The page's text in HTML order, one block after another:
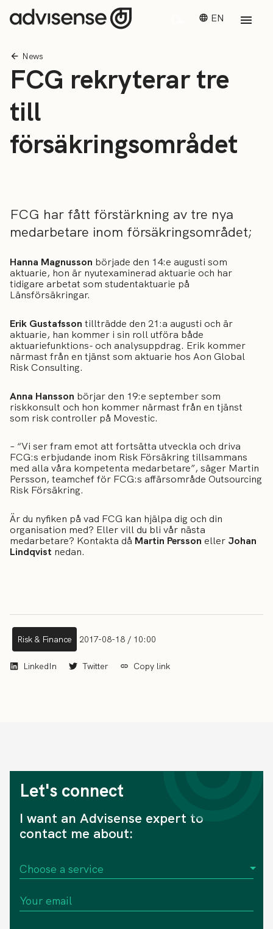
EN
News
FCG rekryterar tre
till
försäkringsområdet
FCG har fått förstärkning av tre nya
medarbetare inom försäkringsområdet;
Hanna Magnusson började den 14:e augusti som
aktuarie, hon är nyutexaminerad aktuarie och har
tidigare arbetat som studentaktuarie på
Länsförsäkringar.
Erik Gustafsson tillträdde den 21:a augusti och är
aktuarie, han kommer i sin roll utföra både
aktuariefunktions- och analysuppdrag. Erik kommer
närmast från en tjänst som aktuarie hos Aon Global
Risk Consulting.
Anna Hansson börjar den 19:e september som
riskkonsult och hon kommer närmast från en tjänst
som risk controller på Movestic.
– “Vi ser fram emot att fortsätta utveckla och driva
FCG:s erbjudande inom Risk Försäkring tillsammans
med alla våra kompetenta medarbetare”, säger Martin
Persson, teamchef för FCG:s affärsområde Outsourcing
Risk Försäkring.
Är du nyfiken på vad FCG kan hjälpa dig och din
organisation med? Eller vill du bli vår nästa
medarbetare? Kontakta då Martin Persson eller Johan
Lindqvist nedan.
Risk & Finance 2017-08-18 / 10:00
LinkedIn Twitter Copy link
Let's connect
I want an Advisense expert to
contact me about: